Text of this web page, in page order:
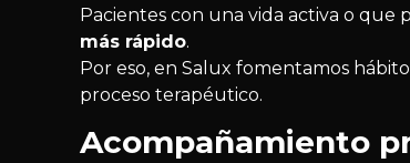
Pacientes con una vida activa o que
más rápido.
Por eso, en Salux fomentamos
proceso terapéutico.
Acompañamiento